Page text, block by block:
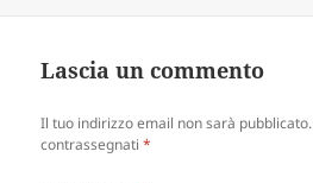
Lascia un commento
Il tuo indirizzo email non sarà pubblicato.
contrassegnati*